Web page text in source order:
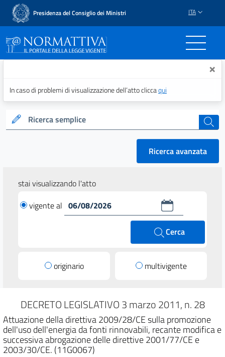
Presidenza del Consiglio dei Ministri ITA
Normattiva - Il portale ×
In caso di problemi di visualizzazione dell’atto cliccaqui
Ricerca semplice cerca
Ricerca avanzata
stai visualizzando l'atto
vigente al
Cerca
originario multivigente
DECRETO LEGISLATIVO 3 marzo 2011, n. 28
Attuazione della direttiva 2009/28/CE sulla promozione
dell'uso dell'energia da fonti rinnovabili, recante modifica e
successiva abrogazione delle direttive 2001/77/CE e
2003/30/CE. (11G0067)